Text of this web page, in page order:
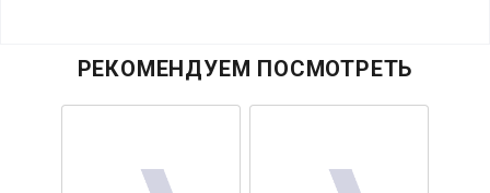
РЕКОМЕНДУЕМ ПОСМОТРЕТЬ